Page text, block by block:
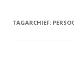
TAGARCHIEF: